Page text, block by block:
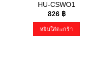
HU-CSWO1
826 ฿
หยิบใส่ตะกร้า